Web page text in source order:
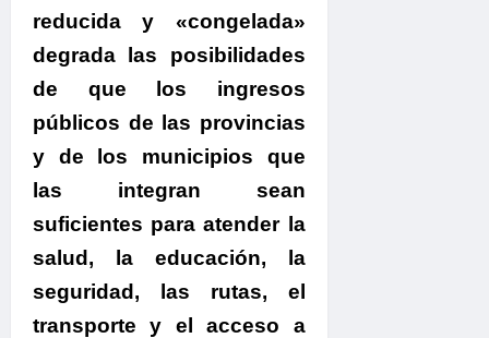
reducida y «congelada»
degrada las posibilidades
de que los ingresos
públicos de las provincias
y de los municipios que
las integran sean
suficientes para atender la
salud, la educación, la
seguridad, las rutas, el
transporte y el acceso a